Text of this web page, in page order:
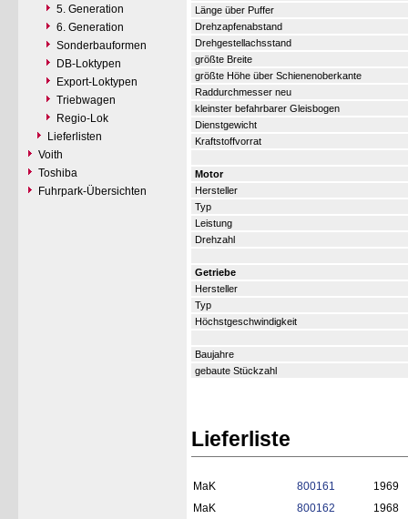
5. Generation
6. Generation
Sonderbauformen
DB-Loktypen
Export-Loktypen
Triebwagen
Regio-Lok
Lieferlisten
Voith
Toshiba
Fuhrpark-Übersichten
Länge über Puffer
Drehzapfenabstand
Drehgestellachsstand
größte Breite
größte Höhe über Schienenoberkante
Raddurchmesser neu
kleinster befahrbarer Gleisbogen
Dienstgewicht
Kraftstoffvorrat
Motor
Hersteller
Typ
Leistung
Drehzahl
Getriebe
Hersteller
Typ
Höchstgeschwindigkeit
Baujahre
gebaute Stückzahl
Lieferliste
MaK 800161
1969
MaK
800162
1968